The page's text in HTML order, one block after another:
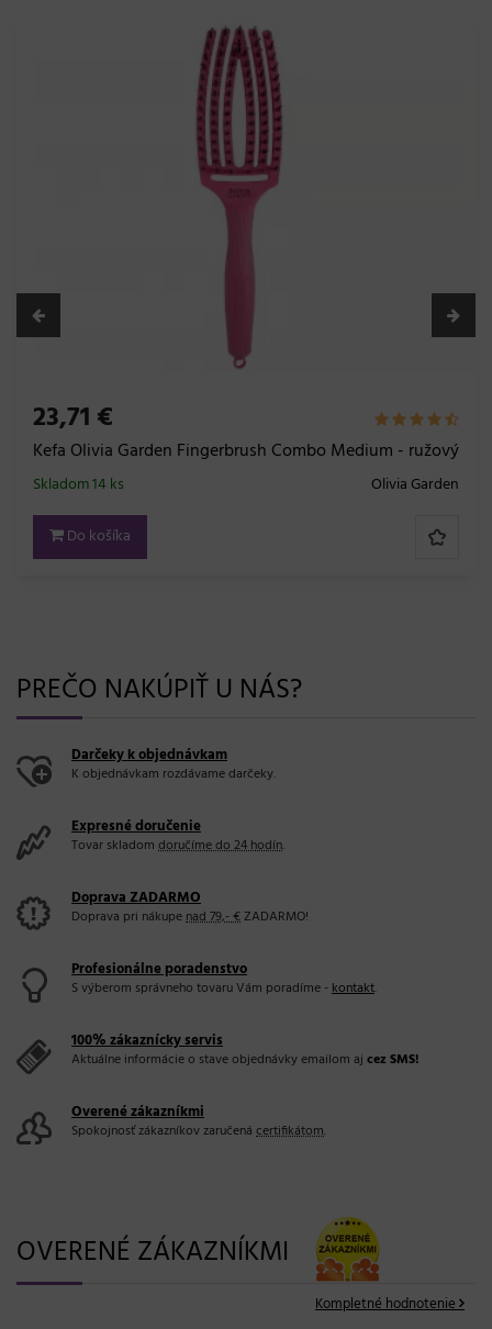
23,71 €
Kefa Olivia Garden Fingerbrush Combo Medium - ružový
Olivia Garden
Skladom 14 ks
Do košíka
PREČO NAKÚPIŤ U NÁS?
Darčeky k objednávkam
K objednávkam rozdávame darčeky.
Expresné doručenie
Tovar skladom doručíme do 24 hodín.
Doprava ZADARMO
Doprava pri nákupenad 79,- €ZADARMO!
Profesionálne poradenstvo
S výberom správneho tovaru Vám poradíme -kontakt.
100% zákaznícky servis
Aktuálne informácie o stave objednávky emailom aj cez SMS!
Overené zákazníkmi
Spokojnosť zákazníkov zaručená certifikátom.
OVERENÉ ZÁKAZNÍKMI
Kompletné hodnotenie